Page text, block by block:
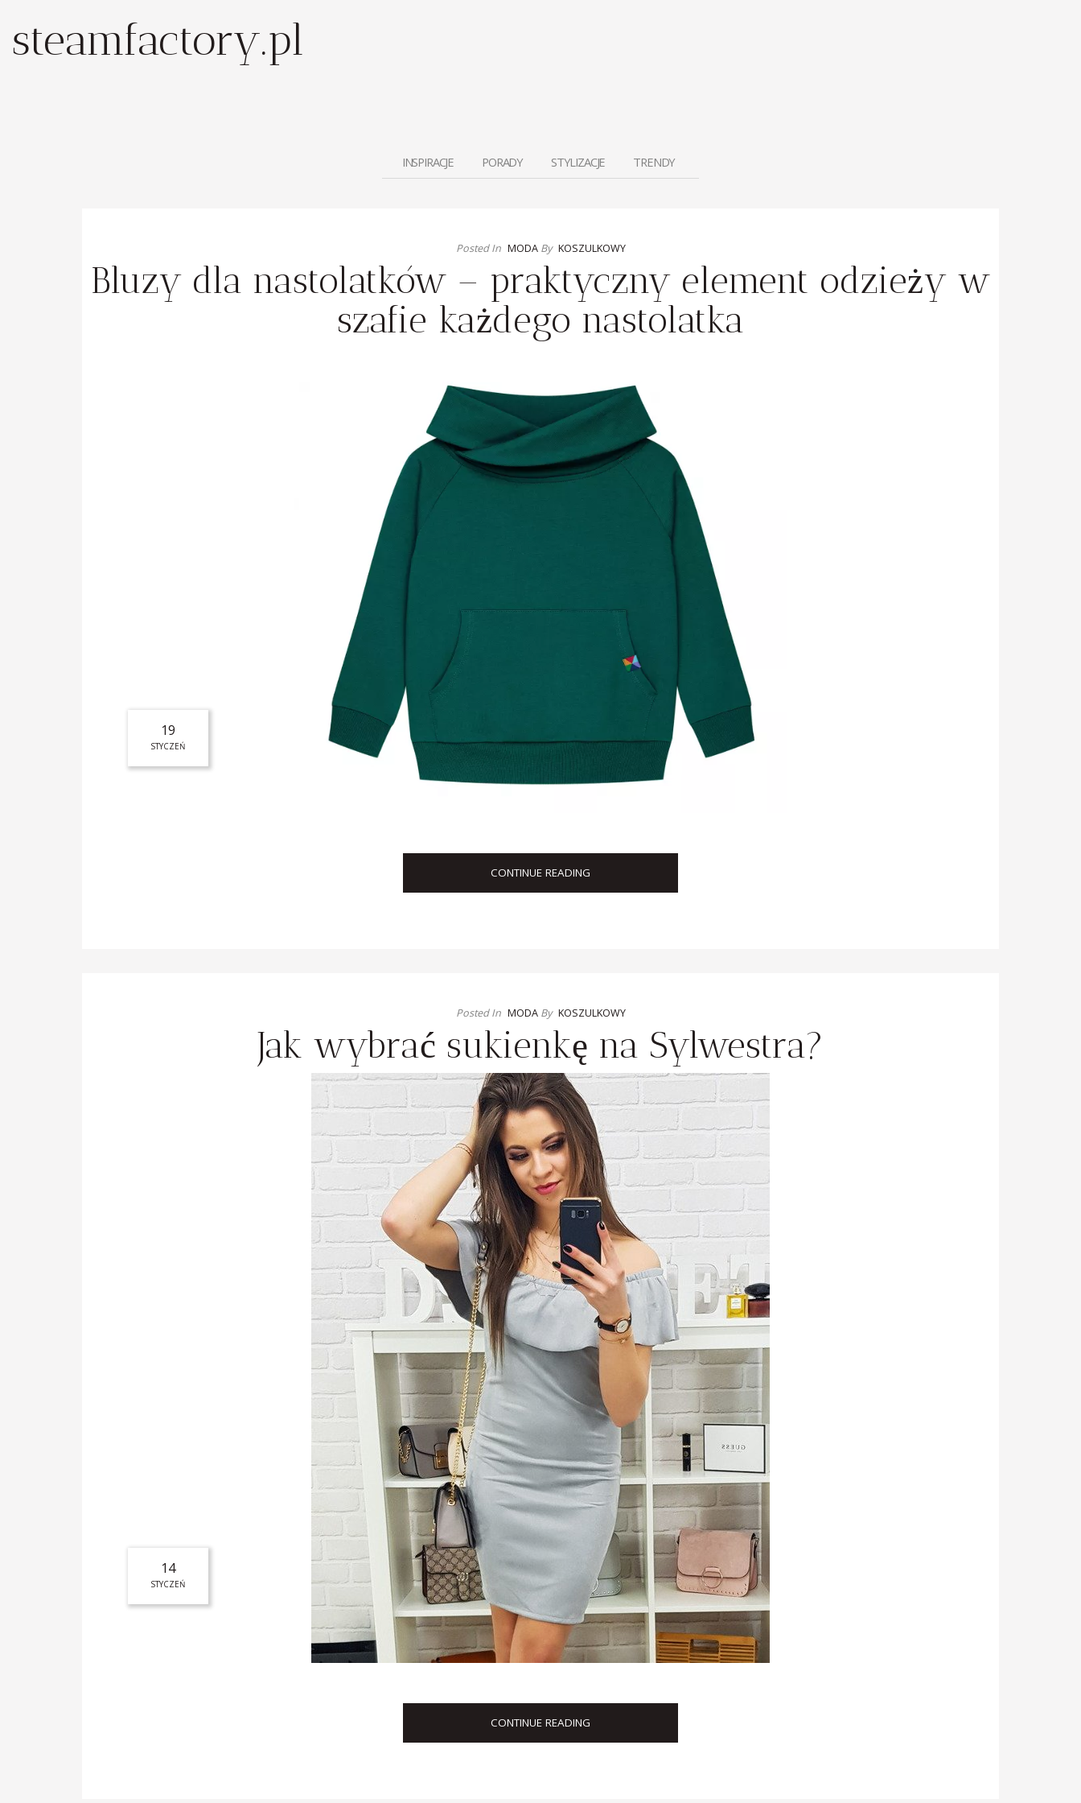
steamfactory.pl
INSPIRACJE PORADY STYLIZACJE TRENDY
Posted In MODABy KOSZULKOWY
Bluzy dla nastolatków – praktyczny element odzieży w
szafie każdego nastolatka
19
STYCZEŃ
CONTINUE READING
Posted In MODABy KOSZULKOWY
Jak wybrać sukienkę na Sylwestra?
14
STYCZEŃ
CONTINUE READING